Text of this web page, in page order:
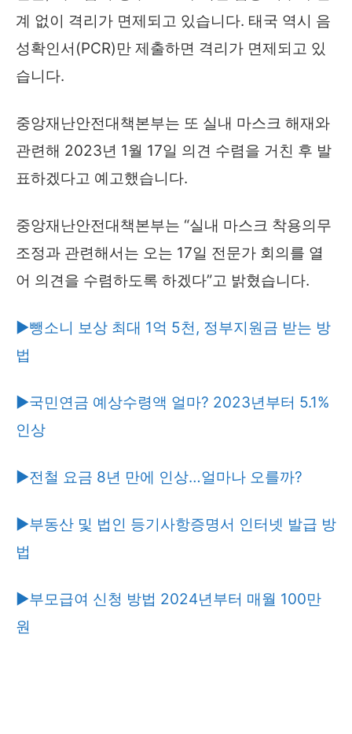
계 없이 격리가 면제되고 있습니다. 태국 역시 음
성확인서(PCR)만 제출하면 격리가 면제되고 있
습니다.
중앙재난안전대책본부는 또 실내 마스크 해재와
관련해 2023년 1월 17일 의견 수렴을 거친 후 발
표하겠다고 예고했습니다.
중앙재난안전대책본부는 “실내 마스크 착용의무
조정과 관련해서는 오는 17일 전문가 회의를 열
어 의견을 수렴하도록 하겠다”고 밝혔습니다.
▶뺑소니 보상 최대 1억 5천, 정부지원금 받는 방
법
▶국민연금 예상수령액 얼마? 2023년부터 5.1%
인상
▶전철 요금 8년 만에 인상…얼마나 오를까?
▶부동산 및 법인 등기사항증명서 인터넷 발급 방
법
▶부모급여 신청 방법 2024년부터 매월 100만
원